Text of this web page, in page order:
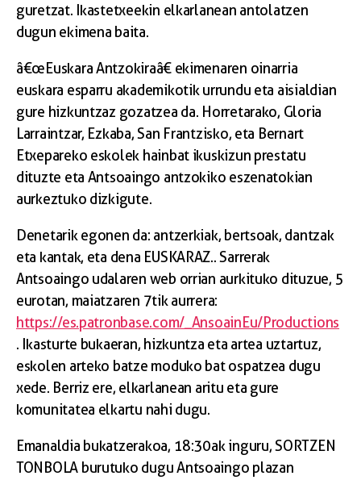
guretzat. Ikastetxeekin elkarlanean antolatzen
dugun ekimena baita.
â€œEuskara Antzokiraâ€ ekimenaren oinarria
euskara esparru akademikotik urrundu eta aisialdian
gure hizkuntzaz gozatzea da. Horretarako, Gloria
Larraintzar, Ezkaba, San Frantzisko, eta Bernart
Etxepareko eskolek hainbat ikuskizun prestatu
dituzte eta Antsoaingo antzokiko eszenatokian
aurkeztuko dizkigute.
Denetarik egonen da: antzerkiak, bertsoak, dantzak
eta kantak, eta dena EUSKARAZ.. Sarrerak
Antsoaingo udalaren web orrian aurkituko dituzue, 5
eurotan, maiatzaren 7tik aurrera:
https://es.patronbase.com/_AnsoainEu/Productions
. Ikasturte bukaeran, hizkuntza eta artea uztartuz,
eskolen arteko batze moduko bat ospatzea dugu
xede. Berriz ere, elkarlanean aritu eta gure
komunitatea elkartu nahi dugu.
Emanaldia bukatzerakoa, 18:30ak inguru, SORTZEN
TONBOLA burutuko dugu Antsoaingo plazan